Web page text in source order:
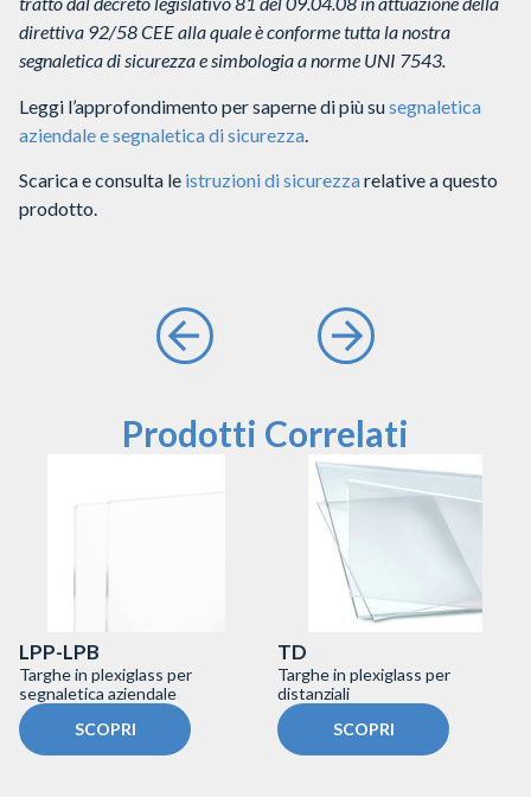
direttiva 92/58 CEE alla quale è conforme tutta la nostra
segnaletica di sicurezza e simbologia a norme UNI 7543.
Leggi l’approfondimento per saperne di più susegnaletica
aziendale e segnaletica di sicurezza
Scarica e consulta le istruzioni di sicurezzarelative a questo
prodotto.
Prodotti Correlati
LPP-LPB
Targhe in plexiglass per
segnaletica aziendale
SCOPRI
TD
Targhe in plexiglass per
distanziali
SCOPRI